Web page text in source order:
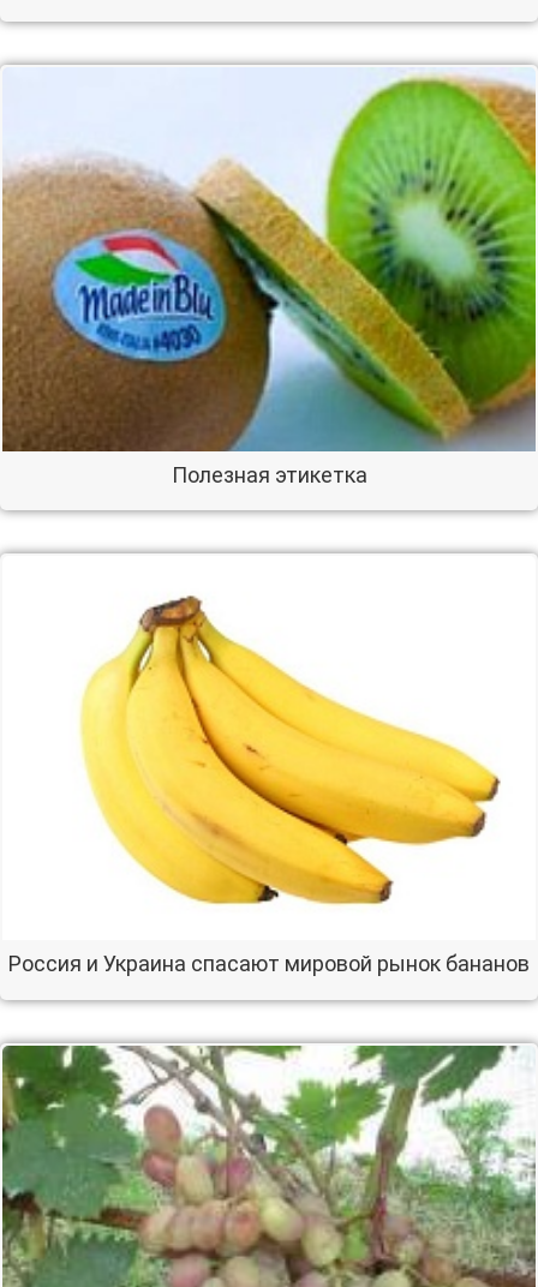
Полезная этикетка
Россия и Украина спасают мировой рынок бананов